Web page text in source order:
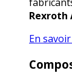
Rexroth
En